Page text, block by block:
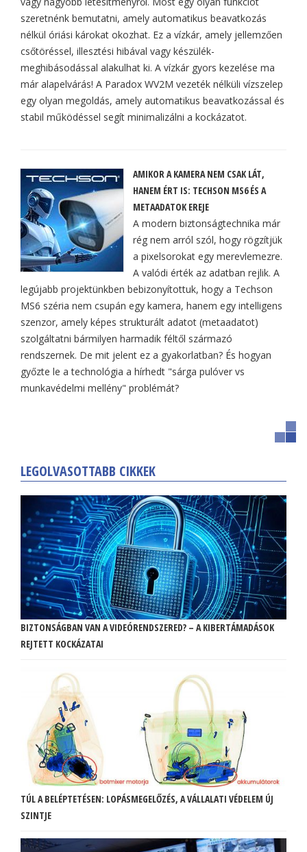
szeretnénk bemutatni, amely automatikus beavatkozás
nélkül óriási károkat okozhat. Ez a vízkár, amely jellemzően
csőtöréssel, illesztési hibával vagy készülék-
meghibásodással alakulhat ki. A vízkár gyors kezelése ma
már alapelvárás! A Paradox WV2M vezeték nélküli vízszelep
egy olyan megoldás, amely automatikus beavatkozással és
stabil működéssel segít minimalizálni a kockázatot.
AMIKOR A KAMERA NEM CSAK LÁT,
HANEM ÉRT IS: TECHSON MS6 ÉS A
METAADATOK EREJE
A modern biztonságtechnika már
rég nem arról szól, hogy rögzítjük
a pixelsorokat egy merevlemezre.
A valódi érték az adatban rejlik. A
legújabb projektünkben bebizonyítottuk, hogy a Techson
MS6 széria nem csupán egy kamera, hanem egy intelligens
szenzor, amely képes strukturált adatot (metaadatot)
szolgáltatni bármilyen harmadik féltől származó
rendszernek. De mit jelent ez a gyakorlatban? És hogyan
győzte le a technológia a hírhedt "sárga pulóver vs
munkavédelmi mellény" problémát?
LEGOLVASOTTABB CIKKEK
BIZTONSÁGBAN VAN A VIDEÓRENDSZERED? – A KIBERTÁMADÁSOK
REJTETT KOCKÁZATAI
TÚL A BELÉPTETÉSEN: LOPÁSMEGELŐZÉS, A VÁLLALATI VÉDELEM ÚJ
SZINTJE